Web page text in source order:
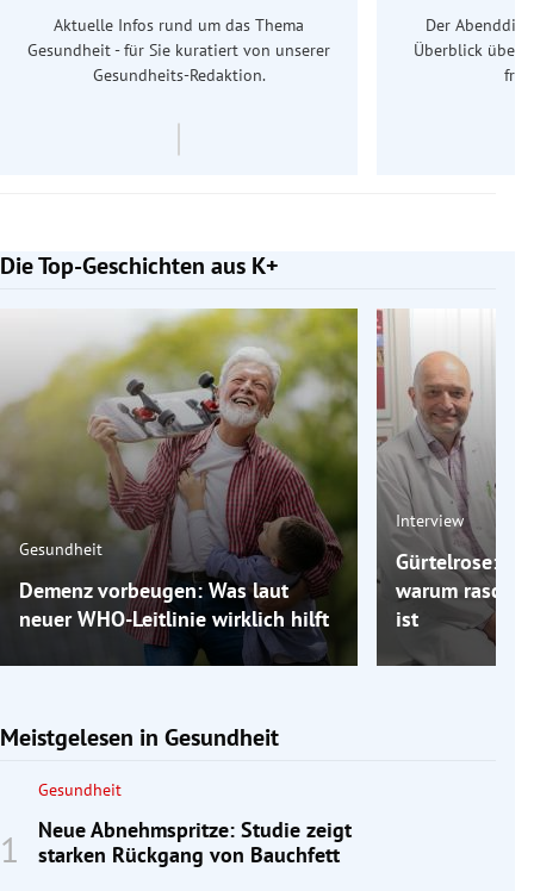
Aktuelle Infos rund um das Thema
Gesundheit - für Sie kuratiert von unserer
Gesundheits-Redaktion.
Der
Überblick über
Die Top-Geschichten aus K+
Slide 1 von 7
Gesundheit
Demenz vorbeugen: Was laut
neuer WHO-Leitlinie wirklich hilft
Interview
Gürtelrose:
warum
ist
Meistgelesen in Gesundheit
Gesundheit
Neue Abnehmspritze: Studie zeigt
starken Rückgang von Bauchfett